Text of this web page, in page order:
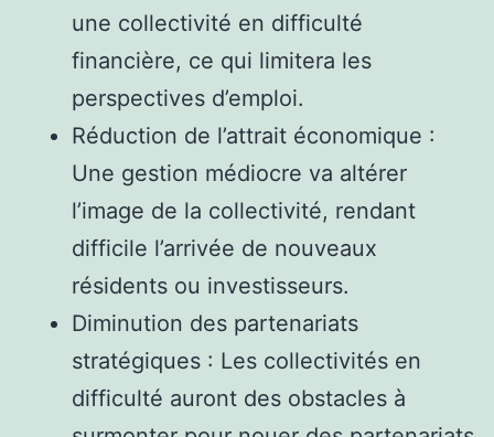
une collectivité en difficulté
financière, ce qui limitera les
perspectives d’emploi.
Réduction de l’attrait économique :
Une gestion médiocre va altérer
l’image de la collectivité, rendant
difficile l’arrivée de nouveaux
résidents ou investisseurs.
Diminution des partenariats
stratégiques : Les collectivités en
difficulté auront des obstacles à